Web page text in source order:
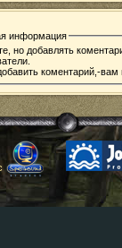
информация
но добавлять
коментарий,-